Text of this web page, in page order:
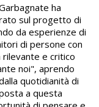
ha
sul progetto di
da esperienze di
di persone con
rilevante e critico
noi", aprendo
quotidianità di
a questa